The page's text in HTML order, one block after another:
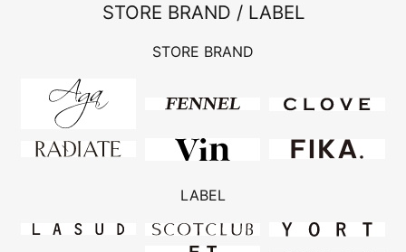
STORE BRAND / LABEL
STORE BRAND
LABEL